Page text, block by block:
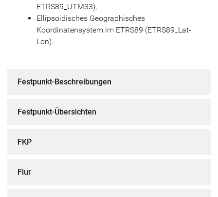
ETRS89_UTM33),
Ellipsoidisches Geographisches
Koordinatensystem im ETRS89 (ETRS89_Lat-
Lon).
Festpunkt-Beschreibungen
Festpunkt-Übersichten
FKP
Flur